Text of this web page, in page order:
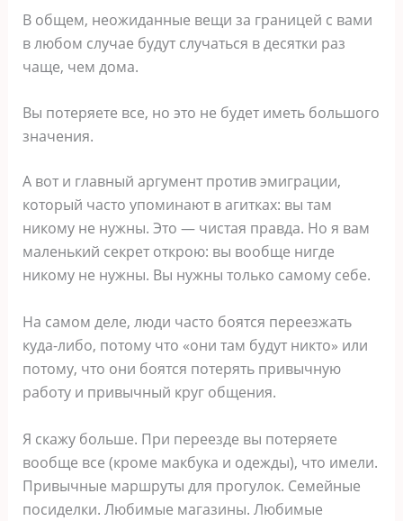
В общем, неожиданные вещи за границей с вами
в любом случае будут случаться в десятки раз
чаще, чем дома.
Вы потеряете все, но это не будет иметь большого
значения.
А вот и главный аргумент против эмиграции,
который часто упоминают в агитках: вы там
никому не нужны. Это — чистая правда. Но я вам
маленький секрет открою: вы вообще нигде
никому не нужны. Вы нужны только самому себе.
На самом деле, люди часто боятся переезжать
куда-либо, потому что «они там будут никто» или
потому, что они боятся потерять привычную
работу и привычный круг общения.
Я скажу больше. При переезде вы потеряете
вообще все (кроме макбука и одежды), что имели.
Привычные маршруты для прогулок. Семейные
посиделки. Любимые магазины. Любимые